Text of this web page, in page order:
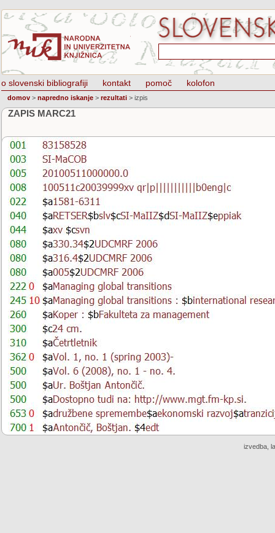
o slovenski bibliografiji kontakt pomoč kolofon
domov > napredno iskanje > rezultati > izpis
ZAPIS MARC21
izvedba,